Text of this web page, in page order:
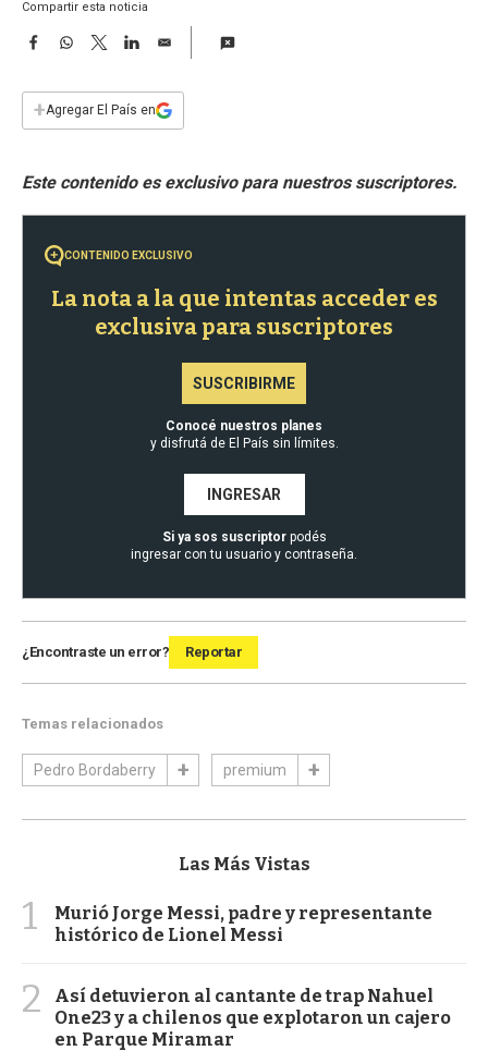
Compartir esta noticia
F
e
b
k
W
s
p
T
w
t
L
n
E
i
l
+Agregar El País en
CONTENIDO EXCLUSIVO
La nota a la que intentas acceder es
exclusiva para suscriptores
SUSCRIBIRME
Conocé nuestros planes
y disfrutá de El País sin límites.
INGRESAR
Si ya sos suscriptorpodés
ingresar con tu usuario y contraseña.
¿Encontraste un error? Reportar
Temas relacionados
Pedro Bordaberry premium
Las Más Vistas
1
Murió Jorge Messi, padre y representante
histórico de Lionel Messi
2
Así detuvieron al cantante de trap Nahuel
One23 y a chilenos que explotaron un cajero
en Parque Miramar